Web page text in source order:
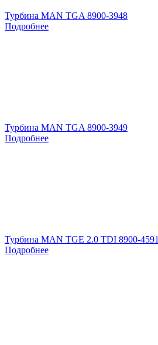
Турбина MAN TGA 8900-3948
Подробнее
Турбина MAN TGA 8900-3949
Подробнее
Турбина MAN TGE 2.0 TDI 8900-4591
Подробнее